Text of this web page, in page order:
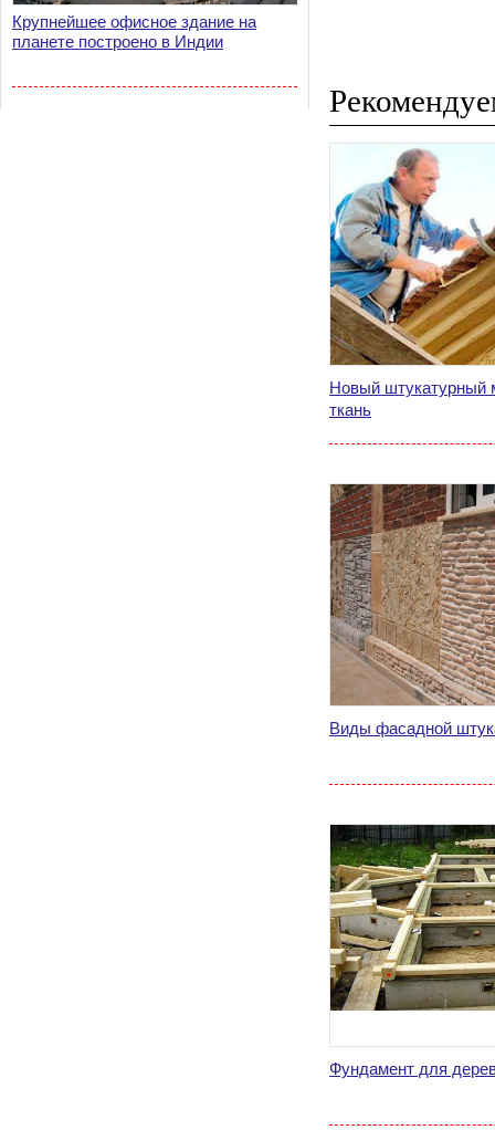
Крупнейшее офисное здание на
планете построено в Индии
Новый штукатурный
ткань
Виды фасадной
Фундамент для